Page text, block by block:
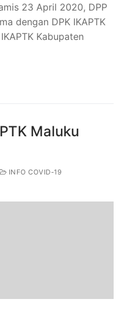
23 April 2020, DPP
dengan DPK IKAPTK
Kabupaten
Maluku
INFO COVID-19